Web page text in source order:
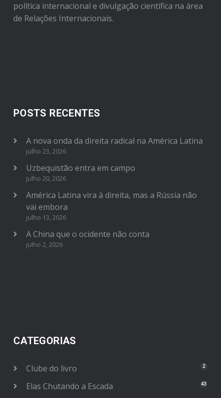
política internacional e divulgação científica na área
de Relações Internacionais.
POSTS RECENTES
A nova onda da direita radical na América Latina
julho 23, 2026
Uzbequistão entra em campo
julho 20, 2026
América Latina vira à direita, mas a Rússia não
vai embora
julho 13, 2026
A China que o ocidente não conta
julho 2, 2026
CATEGORIAS
Clube do livro 2
Elas Chutando a Escada 43